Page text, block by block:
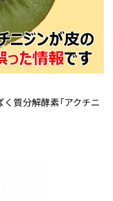
質分解酵素「アクチニ